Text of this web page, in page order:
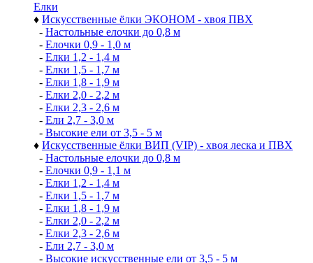
Елки
♦ Искусственные ёлки ЭКОНОМ - хвоя ПВХ
- Настольные елочки до 0,8 м
- Елочки 0,9 - 1,0 м
- Елки 1,2 - 1,4 м
- Елки 1,5 - 1,7 м
- Елки 1,8 - 1,9 м
- Елки 2,0 - 2,2 м
- Елки 2,3 - 2,6 м
- Ели 2,7 - 3,0 м
- Высокие ели от 3,5 - 5 м
♦ Искусственные ёлки ВИП (VIP) - хвоя леска и ПВХ
- Настольные елочки до 0,8 м
- Елочки 0,9 - 1,1 м
- Елки 1,2 - 1,4 м
- Елки 1,5 - 1,7 м
- Елки 1,8 - 1,9 м
- Елки 2,0 - 2,2 м
- Елки 2,3 - 2,6 м
- Ели 2,7 - 3,0 м
- Высокие искусственные ели от 3,5 - 5 м